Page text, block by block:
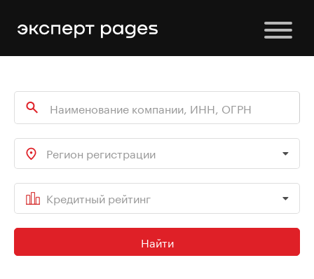
Регион регистрации
Кредитный рейтинг
Найти